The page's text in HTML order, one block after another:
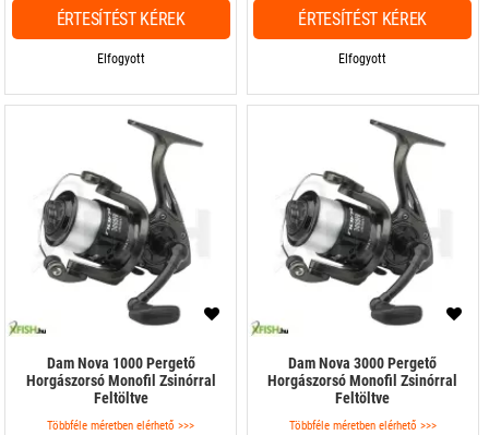
Elfogyott
ÉRTESÍTÉST KÉREK
Elfogyott
ÉRTESÍTÉST KÉREK
Dam Nova 1000 Pergető
Horgászorsó Monofil Zsinórral
Feltöltve
Többféle méretben elérhető >>>
Dam Nova 3000 Pergető
Horgászorsó Monofil Zsinórral
Feltöltve
Többféle méretben elérhető >>>